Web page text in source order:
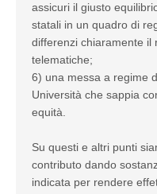
assicuri il giusto
statali in un quadro di
differenzi chiaramente il
telematiche;
6) una messa a regime
Università che sappia
equità.
Su questi e altri punti
contributo dando
indicata per rendere